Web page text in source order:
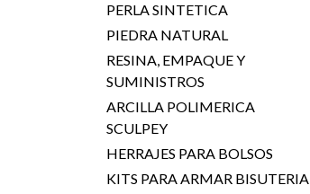
PERLA SINTETICA
PIEDRA NATURAL
RESINA, EMPAQUE Y
SUMINISTROS
ARCILLA POLIMERICA
SCULPEY
HERRAJES PARA BOLSOS
KITS PARA ARMAR BISUTERIA